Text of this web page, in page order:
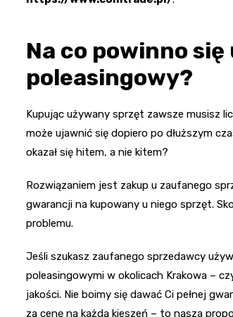
Na co powinno
poleasingowy?
Kupując używany sprzęt zawsze musisz
może ujawnić się dopiero po dłuższym
okazał się hitem, a nie kitem?
Rozwiązaniem jest zakup u zaufanego
gwarancji na kupowany u niego sprzęt.
problemu.
Jeśli szukasz zaufanego sprzedawcy
poleasingowymi w okolicach Krakowa –
jakości. Nie boimy się dawać Ci pełnej
za cenę na każdą kieszeń – to nasza